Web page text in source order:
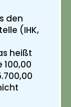
den
(IHK,
heißt